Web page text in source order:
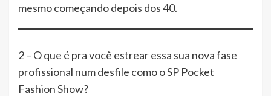
mesmo começando depois dos 40.
2 – O que é pra você estrear essa sua nova fase
profissional num desfile como o SP Pocket
Fashion Show?